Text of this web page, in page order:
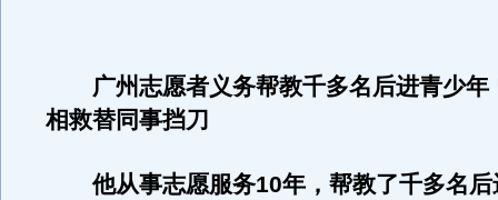
广州志愿者义务帮教千多名后进青少年
相救替同事挡刀
他从事志愿服务10年，帮教了千多名后